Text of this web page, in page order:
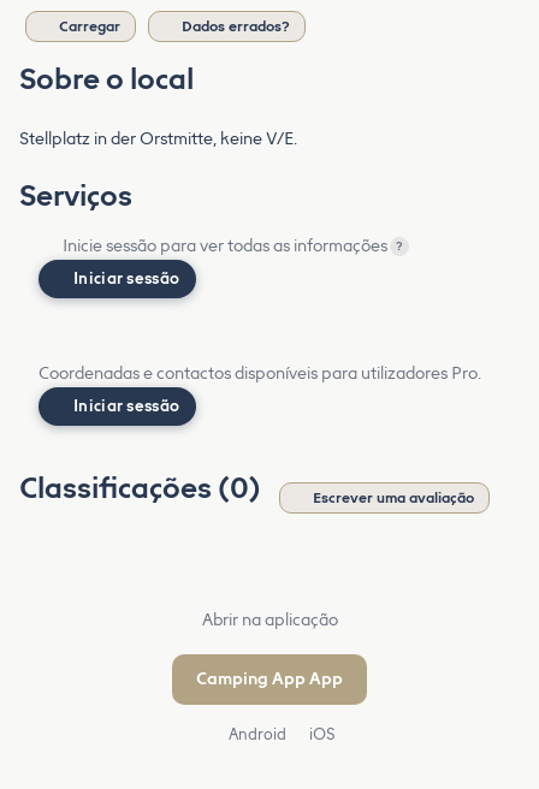
Carregar Dados errados?
Sobre o local
Stellplatz in der Orstmitte, keine V/E.
Serviços
Inicie sessão para ver todas as informações ?
Iniciar sessão
Coordenadas e contactos disponíveis para utilizadores Pro.
Iniciar sessão
Classificações (0) Escrever uma avaliação
Abrir na aplicação
Camping App App
Android iOS